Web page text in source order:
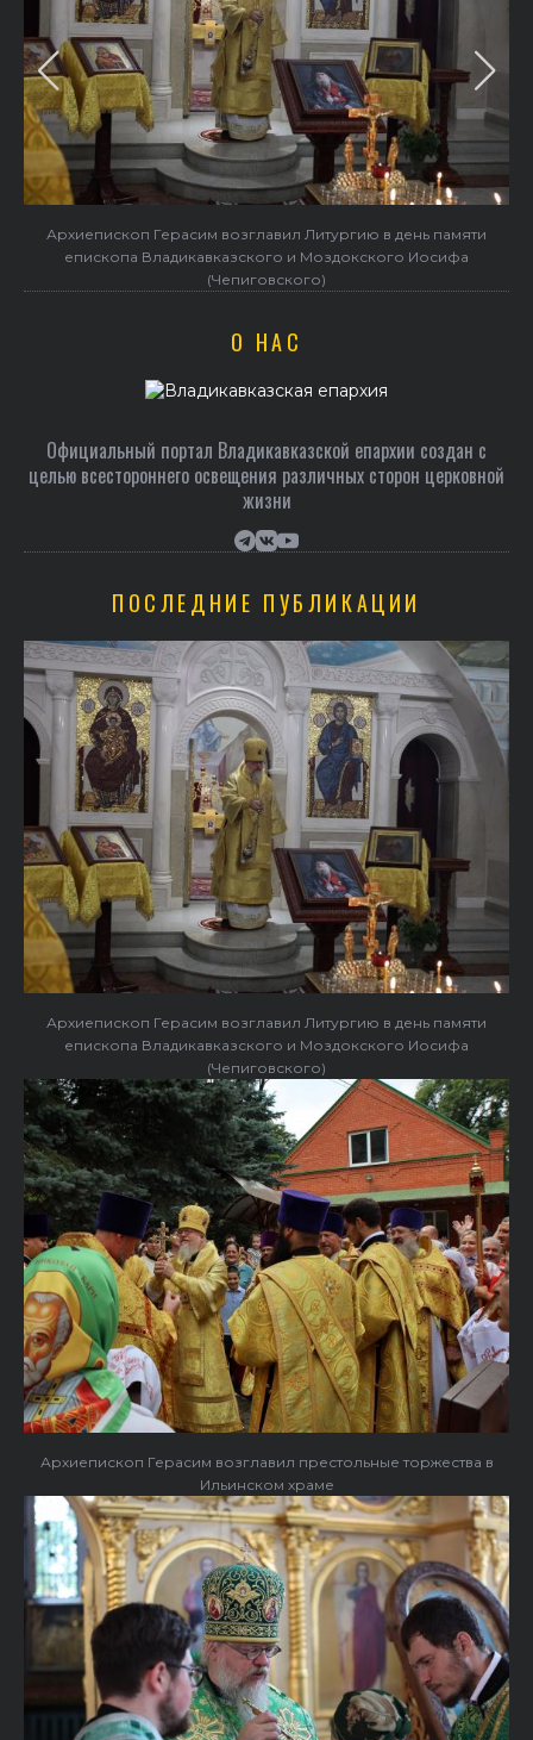
Архиепископ Герасим возглавил Литургию в день памяти
епископа Владикавказского и Моздокского Иосифа
(Чепиговского)
О НАС
Официальный портал Владикавказской епархии создан c
целью всестороннего освещения различных сторон церковной
жизни
ПОСЛЕДНИЕ ПУБЛИКАЦИИ
Архиепископ Герасим возглавил Литургию в день памяти
епископа Владикавказского и Моздокского Иосифа
(Чепиговского)
Архиепископ Герасим возглавил престольные торжества в
Ильинском храме